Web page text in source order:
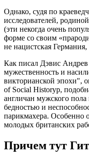
Однако, судя по
исследователей,
(эти некогда очень
форме со своим
не нацистская
Как писал Дэвис
мужественность и
викторианской эпохи",
of Social Historyр,
англичан мужского пола
бедностью и
парикмахера. Особенно
молодых британских
Причем тут